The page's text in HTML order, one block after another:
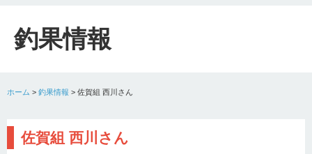
釣果情報
ホーム > 釣果情報 > 佐賀組 西川さん
佐賀組 西川さん